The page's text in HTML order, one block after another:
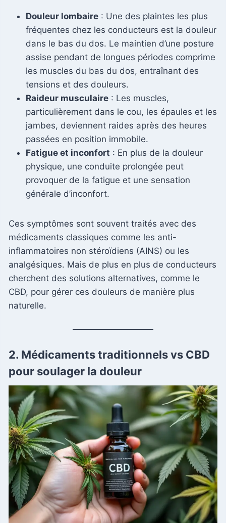
Douleur lombaire : Une des plaintes les plus
fréquentes chez les conducteurs est la douleur
dans le bas du dos. Le maintien d’une posture
assise pendant de longues périodes comprime
les muscles du bas du dos, entraînant des
tensions et des douleurs.
Raideur musculaire : Les muscles,
particulièrement dans le cou, les épaules et les
jambes, deviennent raides après des heures
passées en position immobile.
Fatigue et inconfort : En plus de la douleur
physique, une conduite prolongée peut
provoquer de la fatigue et une sensation
générale d’inconfort.
Ces symptômes sont souvent traités avec des
médicaments classiques comme les anti-
inflammatoires non stéroïdiens (AINS) ou les
analgésiques. Mais de plus en plus de conducteurs
cherchent des solutions alternatives, comme le
CBD, pour gérer ces douleurs de manière plus
naturelle.
2. Médicaments traditionnels vs CBD
pour soulager la douleur